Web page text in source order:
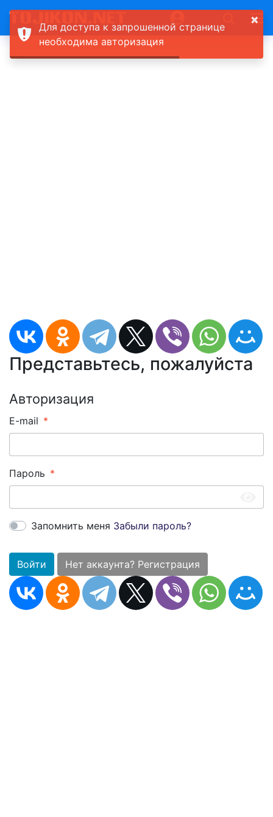
Представьтесь, пожалуйста
Авторизация
E-mail
Пароль
Запомнить меня Забыли пароль?
Войти Нет аккаунта? Регистрация
×
Для доступа к запрошенной странице
необходима авторизация